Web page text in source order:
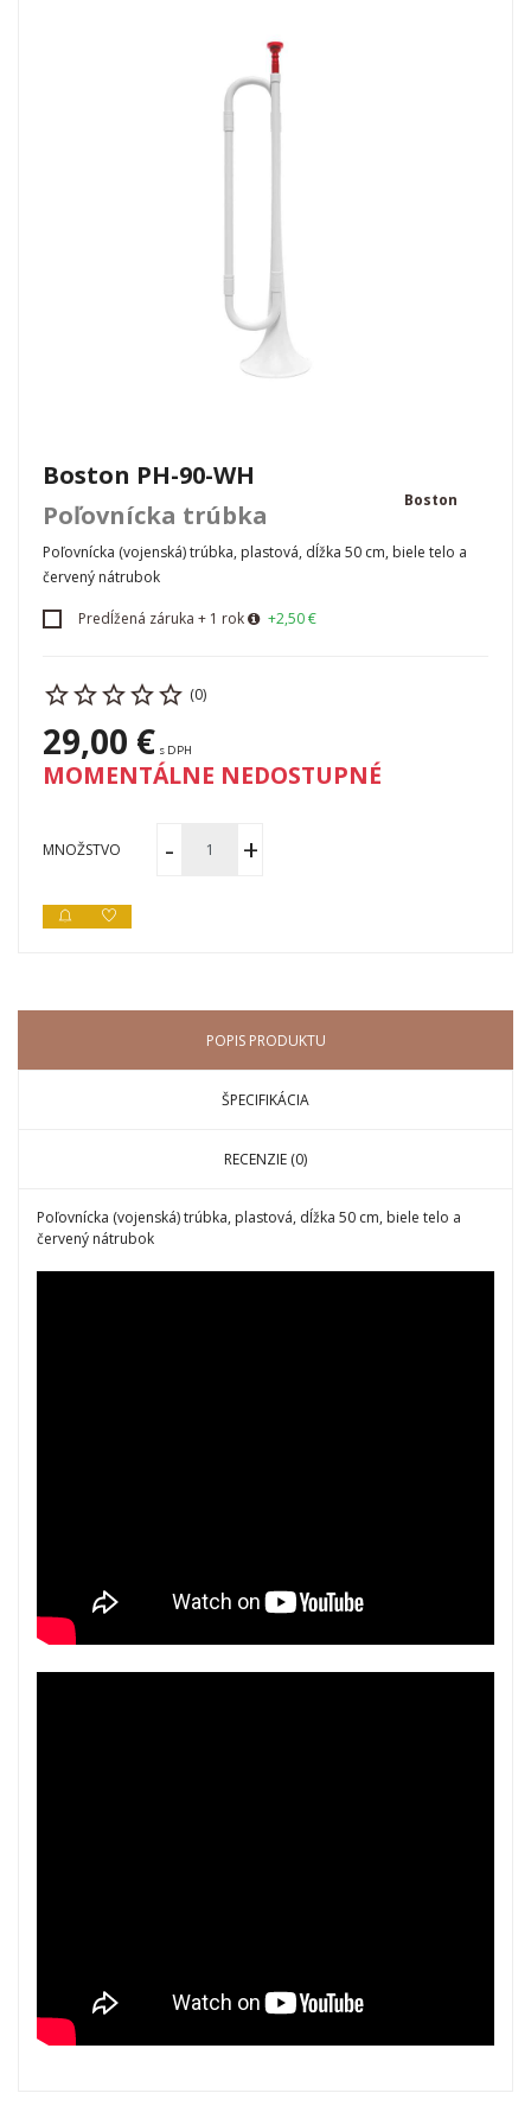
Boston PH-90-WH
Poľovnícka trúbka
Boston
Poľovnícka (vojenská) trúbka, plastová, dĺžka 50 cm, biele telo a
červený nátrubok
Predĺžená záruka + 1 rok +2,50 €
(0)
29,00 € s DPH
MOMENTÁLNE NEDOSTUPNÉ
MNOŽSTVO
POPIS PRODUKTU
ŠPECIFIKÁCIA
RECENZIE (0)
Poľovnícka (vojenská) trúbka, plastová, dĺžka 50 cm, biele telo a
červený nátrubok